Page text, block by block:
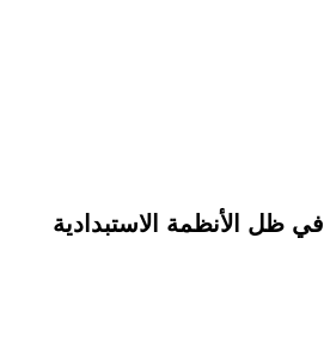
ظل الأنظمة الاستبدادية